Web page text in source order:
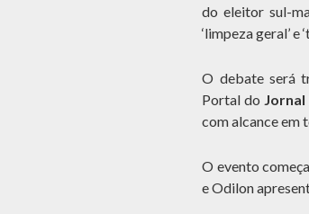
do eleitor sul-
‘limpeza geral’ e
O debate será
Portal do
com alcance
O evento
e Odilon